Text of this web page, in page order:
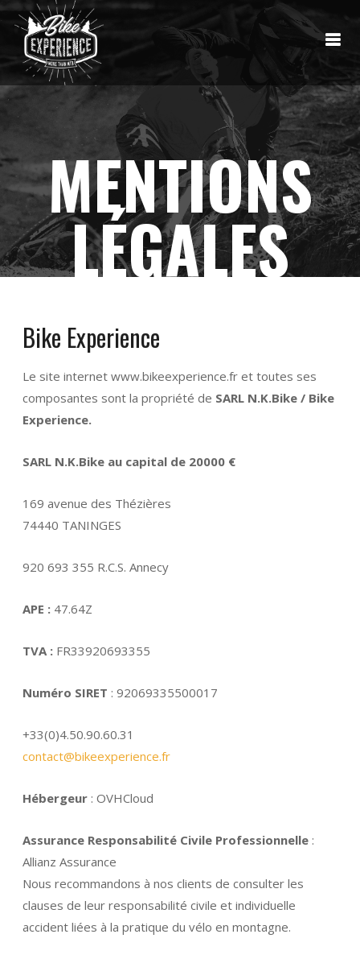
MENTIONS
LÉGALES
Bike Experience
Le site internet www.bikeexperience.fr et toutes ses
composantes sont la propriété de SARL N.K.Bike / Bike
Experience.
SARL N.K.Bike au capital de 20000 €
169 avenue des Thézières
74440 TANINGES
920 693 355 R.C.S. Annecy
APE :47.64Z
TVA :FR33920693355
Numéro SIRET : 92069335500017
+33(0)4.50.90.60.31
contact@bikeexperience.fr
Hébergeur: OVHCloud
Assurance Responsabilité Civile Professionnelle:
Allianz Assurance
Nous recommandons à nos clients de consulter les
clauses de leur responsabilité civile et individuelle
accident liées à la pratique du vélo en montagne.